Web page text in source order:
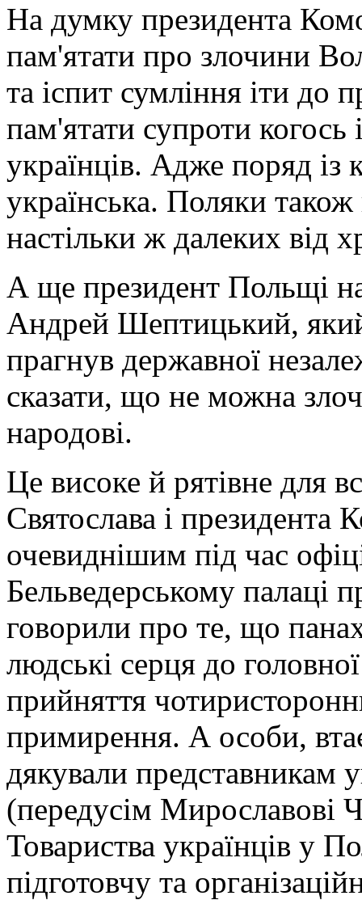
На думку президента
пам'ятати про злочини
та іспит сумління іти
пам'ятати супроти
українців. Адже поряд із
українська. Поляки
настільки ж далеких від
А ще президент Польщі
Андрей Шептицький,
прагнув державної
сказати, що не можна
народові.
Це високе й рятівне для
Святослава і президента
очевиднішим під час
Бельведерському палаці
говорили про те, що
людські серця до
прийняття
примирення. А особи,
дякували представникам
(передусім Мирославові
Товариства українців у
підготовчу та